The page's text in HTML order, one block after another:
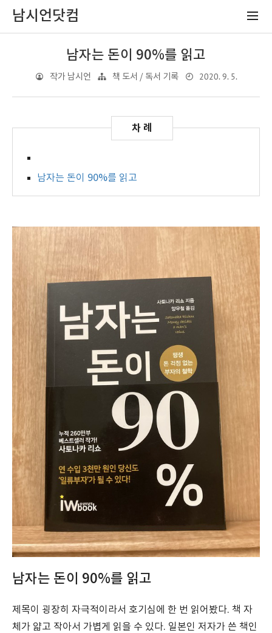
남시언닷컴
남자는 돈이 90%를 읽고
작가 남시언 책 도서 / 독서 기록 2020. 9. 5.
남자는 돈이 90%를 읽고
남자는 돈이 90%를 읽고
제목이 굉장히 자극적이라서 호기심에 한 번 읽어봤다. 책 자
체가 얇고 작아서 가볍게 읽을 수 있다. 일본인 저자가 쓴 책인